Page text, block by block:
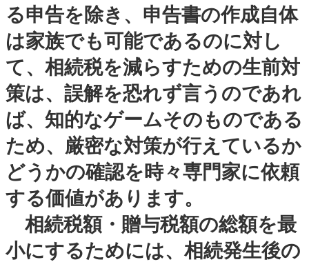
る申告を除き、申告書の作成自体
は家族でも可能であるのに対し
て、相続税を減らすための生前対
策は、誤解を恐れず言うのであれ
ば、知的なゲームそのものである
ため、厳密な対策が行えているか
どうかの確認を時々専門家に依頼
する価値があります。
相続税額・贈与税額の総額を最
小にするためには、相続発生後の